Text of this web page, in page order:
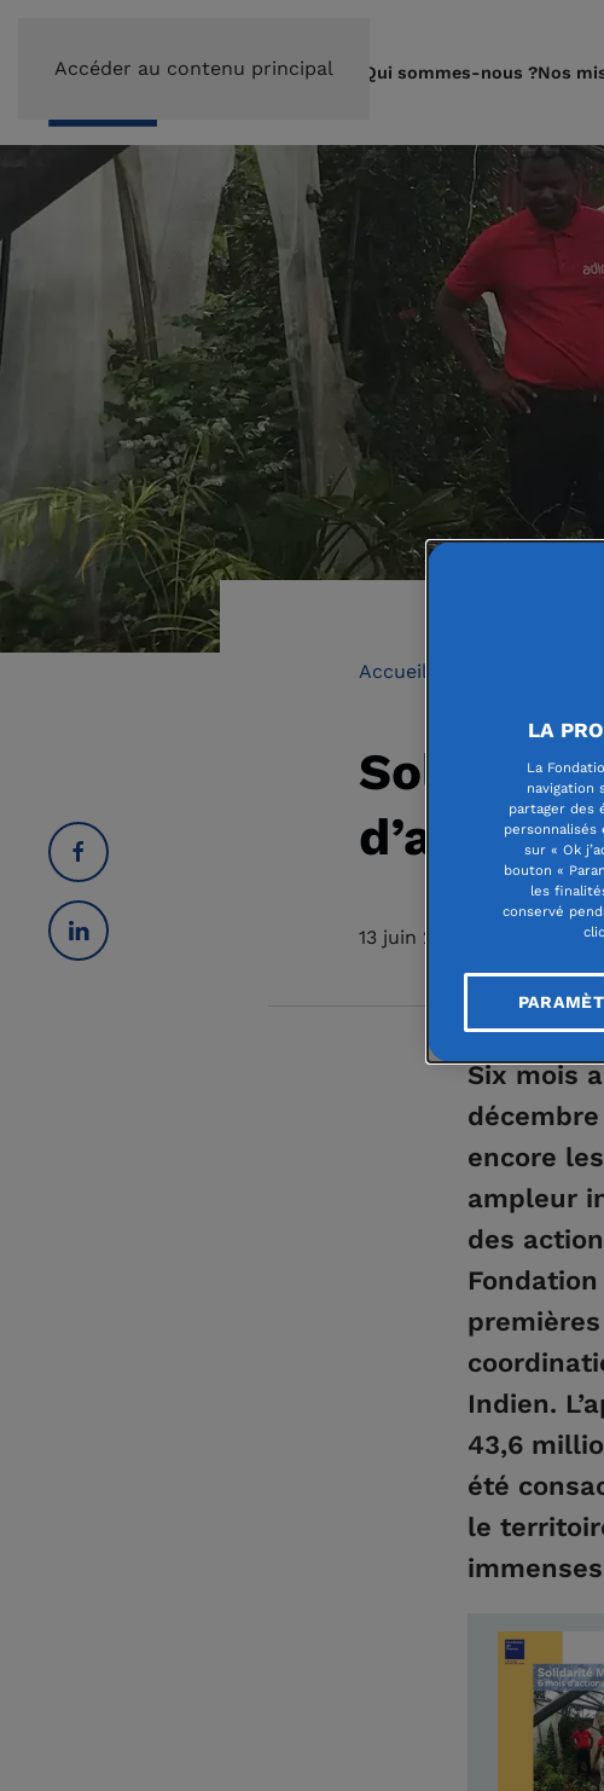
Accéder au contenu principal Qui sommes-nous ?Nos
Accueil
d’actions
13 juin 2025
Six mois
encore
ampleur
des
Indien.
43,6
été
le
LA
La
navigation
partager des
personnalisés
sur « Ok
bouton «
les
conservé